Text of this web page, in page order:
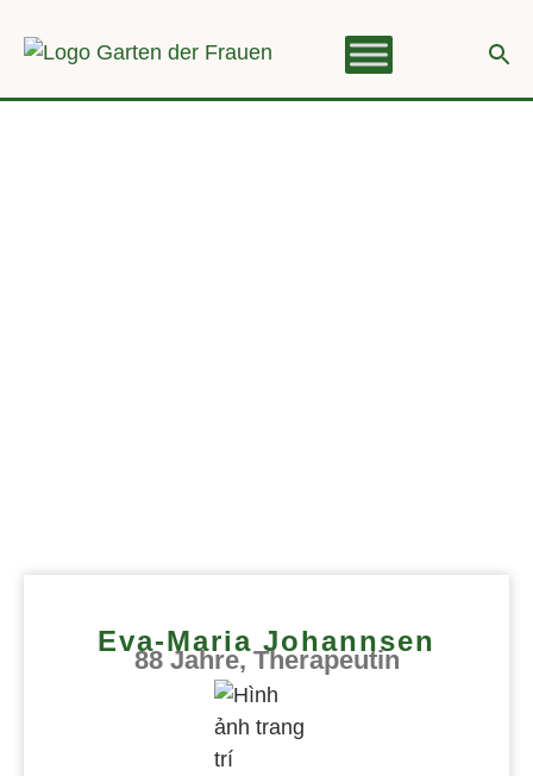
Eva-Maria Johannsen
88 Jahre, Therapeutin